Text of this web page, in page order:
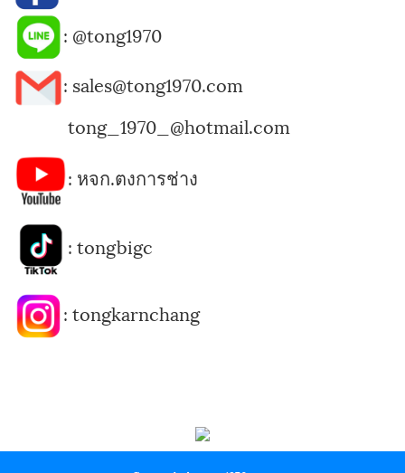
: @tong1970
: sales@tong1970.com
tong_1970_@hotmail.com
: หจก.ตงการช่าง
: tongbigc
: tongkarnchang